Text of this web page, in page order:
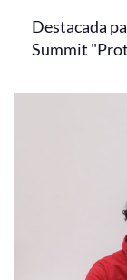
Destacada
Summit